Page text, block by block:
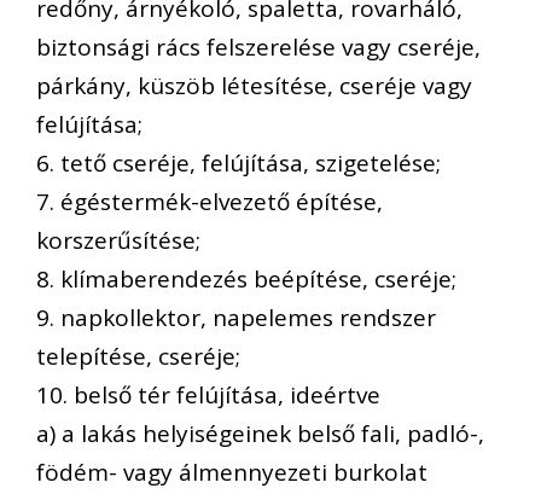
redőny, árnyékoló, spaletta, rovarháló,
biztonsági rács felszerelése vagy cseréje,
párkány, küszöb létesítése, cseréje vagy
felújítása;
6. tető cseréje, felújítása, szigetelése;
7. égéstermék-elvezető építése,
korszerűsítése;
8. klímaberendezés beépítése, cseréje;
9. napkollektor, napelemes rendszer
telepítése, cseréje;
10. belső tér felújítása, ideértve
a) a lakás helyiségeinek belső fali, padló-,
födém- vagy álmennyezeti burkolat